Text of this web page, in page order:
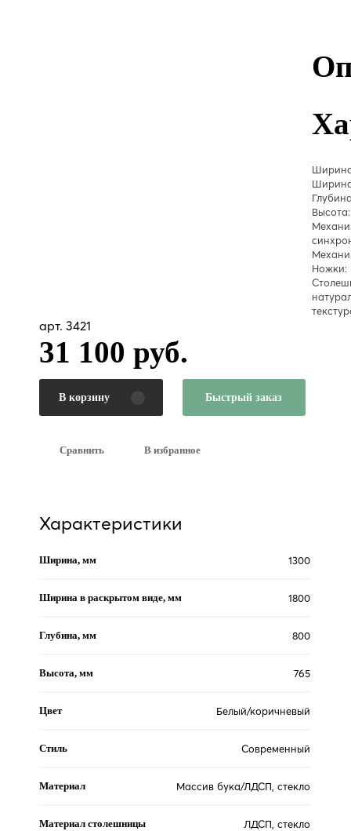
Ножки:
арт. 3421
31 100 руб.
В корзину Быстрый заказ
Сравнить В избранное
Характеристики
Ширина, мм 1300
Ширина в раскрытом виде, мм 1800
Глубина, мм 800
Высота, мм 765
Цвет Белый/коричневый
Стиль Современный
Материал Массив бука/ЛДСП, стекло
Материал столешницы ЛДСП, стекло